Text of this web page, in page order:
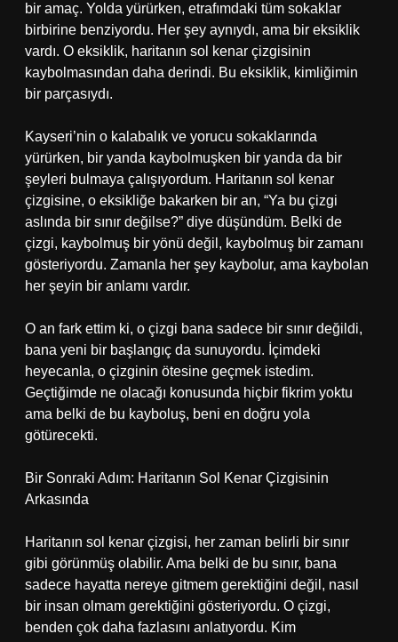
bir amaç. Yolda yürürken, etrafımdaki tüm sokaklar
birbirine benziyordu. Her şey aynıydı, ama bir eksiklik
vardı. O eksiklik, haritanın sol kenar çizgisinin
kaybolmasından daha derindi. Bu eksiklik, kimliğimin
bir parçasıydı.
Kayseri’nin o kalabalık ve yorucu sokaklarında
yürürken, bir yanda kaybolmuşken bir yanda da bir
şeyleri bulmaya çalışıyordum. Haritanın sol kenar
çizgisine, o eksikliğe bakarken bir an, “Ya bu çizgi
aslında bir sınır değilse?” diye düşündüm. Belki de
çizgi, kaybolmuş bir yönü değil, kaybolmuş bir zamanı
gösteriyordu. Zamanla her şey kaybolur, ama kaybolan
her şeyin bir anlamı vardır.
O an fark ettim ki, o çizgi bana sadece bir sınır değildi,
bana yeni bir başlangıç da sunuyordu. İçimdeki
heyecanla, o çizginin ötesine geçmek istedim.
Geçtiğimde ne olacağı konusunda hiçbir fikrim yoktu
ama belki de bu kayboluş, beni en doğru yola
götürecekti.
Bir Sonraki Adım: Haritanın Sol Kenar Çizgisinin
Arkasında
Haritanın sol kenar çizgisi, her zaman belirli bir sınır
gibi görünmüş olabilir. Ama belki de bu sınır, bana
sadece hayatta nereye gitmem gerektiğini değil, nasıl
bir insan olmam gerektiğini gösteriyordu. O çizgi,
benden çok daha fazlasını anlatıyordu. Kim